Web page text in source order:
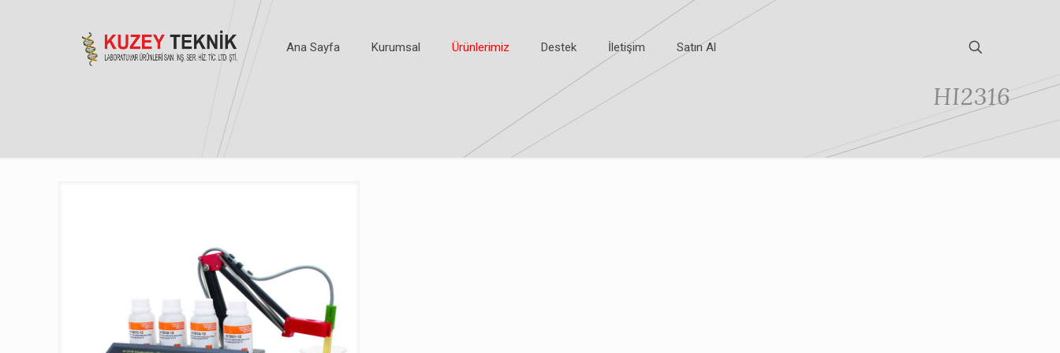
Ana Sayfa Kurumsal Ürünlerimiz Destek İletişim Satın Al
HI2316